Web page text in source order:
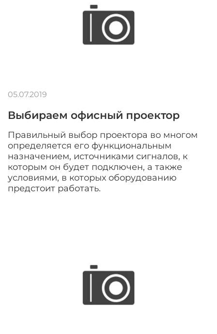
Выбираем офисный проектор
Правильный выбор проектора во многом
определяется его функциональным
назначением, источниками сигналов, к
которым он будет подключен, а также
условиями, в которых оборудованию
предстоит работать.
05.07.2019